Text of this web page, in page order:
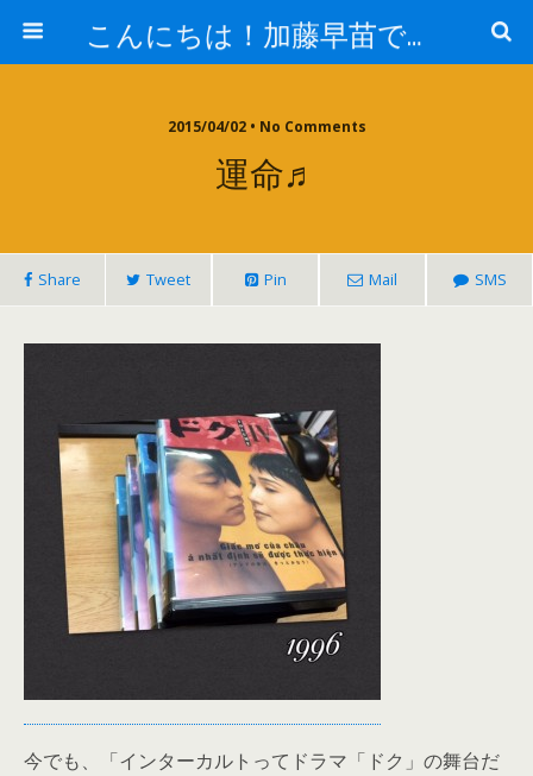
こんにちは！加藤早苗です。
2015/04/02 • No Comments
運命♬
Share Tweet Pin Mail SMS
今でも、「インターカルトってドラマ「ドク」の舞台だ